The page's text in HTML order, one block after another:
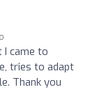
I came to
tries to adapt
Thank you